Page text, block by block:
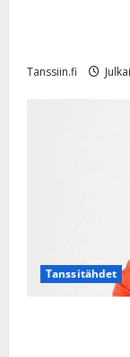
Ylihärmä -
Tanssiin.fi
Tanssitähdet